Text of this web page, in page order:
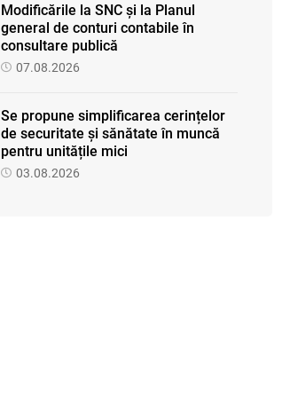
Modificările la SNC și la Planul
general de conturi contabile în
consultare publică
07.08.2026
Se propune simplificarea cerințelor
de securitate și sănătate în muncă
pentru unitățile mici
03.08.2026